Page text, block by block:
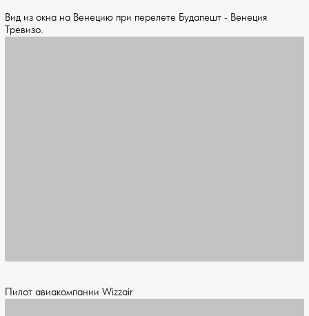
Вид из окна на Венецию при перелете Будапешт - Венеция
Тревизо.
Пилот авиакомпании Wizzair